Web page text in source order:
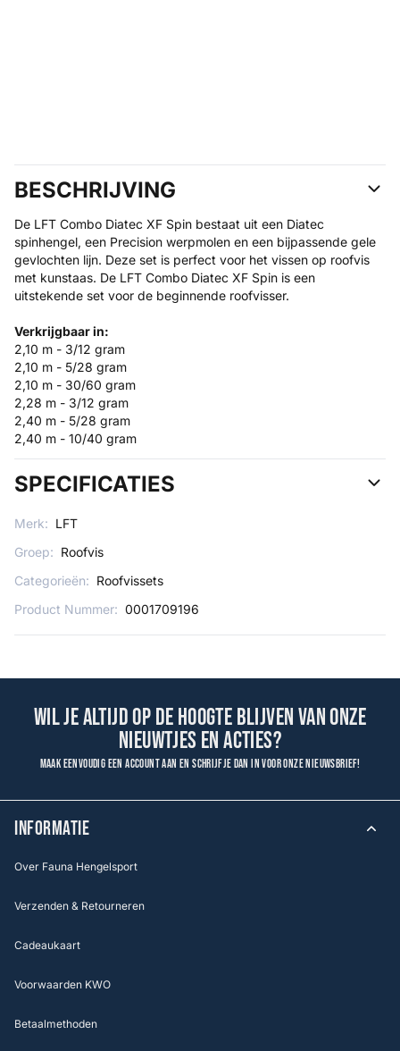
BESCHRIJVING
De LFT Combo Diatec XF Spin bestaat uit een Diatec
spinhengel, een Precision werpmolen en een bijpassende gele
gevlochten lijn. Deze set is perfect voor het vissen op roofvis
met kunstaas. De LFT Combo Diatec XF Spin is een
uitstekende set voor de beginnende roofvisser.
Verkrijgbaar in:
2,10 m - 3/12 gram
2,10 m - 5/28 gram
2,10 m - 30/60 gram
2,28 m - 3/12 gram
2,40 m - 5/28 gram
2,40 m - 10/40 gram
SPECIFICATIES
Merk: LFT
Groep: Roofvis
Categorieën: Roofvissets
Product Nummer: 0001709196
Wil je altijd op de hoogte blijven van onze
nieuwtjes en acties?
Maak eenvoudig een account aan en schrijf je dan in voor onze nieuwsbrief!
INFORMATIE
Over Fauna Hengelsport
Verzenden & Retourneren
Cadeaukaart
Voorwaarden KWO
Betaalmethoden